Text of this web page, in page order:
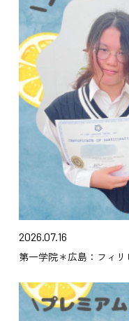
2026.07.16
第一学院＊広島：フィ